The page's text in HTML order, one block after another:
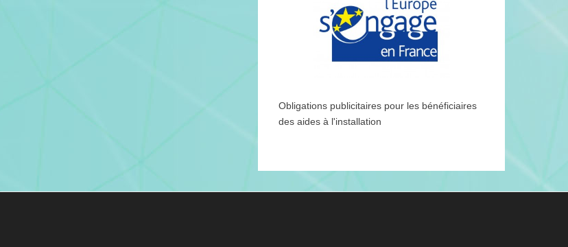
Obligations publicitaires pour les bénéficiaires
des aides à l'installation